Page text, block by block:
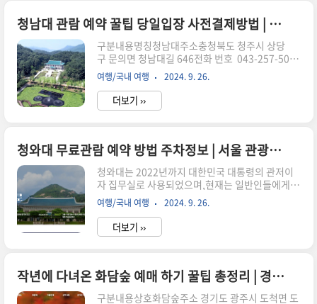
여행지를 모아봤어요!진주 남강 유등축제날짜:
2024년 10월 5일 ~ 10월 20일장소: 경상남도 진
주시 남강로 626역사적 배경: 진주 남강 유등축제
는 임진왜란 당시 진주대첩에서 유래되었습니다.
당시 진주성에서 수많은 백성들이 남강에 유등을
띄워 왜군의 침입을 막고, 강을 건너려는 적을 저지
하기 위해 신호로 사용하던 전통..
청남대 관람 예약 꿀팁 당일입장 사전결제방법 | 생생정보 청주 맛집 추천
구분내용명칭청남대주소충청북도 청주시 상당
구 문의면 청남대길 646전화 번호 043-257-5080
볼거리대통령 별장과역대 대통령 동상, 야생화 및
수목분재 전시운영 시간09:00 ~ 18:00 (입장 마감
16:30)12월,1월 관람시간 17:00 입장마감 15:30
정기 휴무매주 월요일청남대는 대한민국의 대표적
용한 후 노무현 정권 때 일반인들에게 개방되었습
니다.현재는 자연 속에서 평화로운 휴식을 취할 수
있는 관광 명소로 인기를 끌고 있습니다.청남대 관
람 예약 방법2024년, 대한민국의 대표적 대통령 별
장인 청남대는 개방 20주년을 맞아 ,그동안 시행되
었던 인터넷 사전입장예약제가 2024년 3월 28일
부..
여행/국내 여행 2024. 9. 26.
더보기 ››
청와대 무료관람 예약 방법 주차정보 | 서울 관광지 소개
청와대는 2022년까지 대한민국 대통령의 관저이
자 집무실로 사용되었으며,현재는 일반인들에게
개방되어 역사적 장소를 직접 체험할 수 있는 특별
한 기회를 제공합니다.청와대는 서울특별시 종로
구 세종로에 위치해 있으며,많은 국내외 관광객들
이 방문하는 명소로 자리 잡고 있습니다.청와대 관
다.예약은 선착순으로 이루어지기 때문에, 빠르게
예약을 진행하는 것이 중요합니다.예약 방법: 사이
트에서 원하는 날짜와 시간을 선택하여 예약관람
여행/국내 여행 2024. 9. 26.
더보기 ››
작년에 다녀온 화담숲 예매 하기 꿀팁 총정리 | 경기도 광주 곤지암
구분내용상호화담숲주소 경기도 광주시 도척면 도